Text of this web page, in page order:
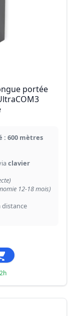
portée
: 600 mètres
clavier
12-18 mois)
distance